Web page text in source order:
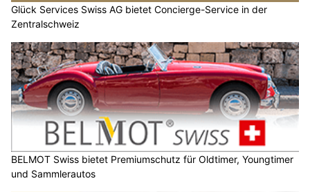
Glück Services Swiss AG bietet Concierge-Service in der
Zentralschweiz
BELMOT Swiss bietet Premiumschutz für Oldtimer, Youngtimer
und Sammlerautos